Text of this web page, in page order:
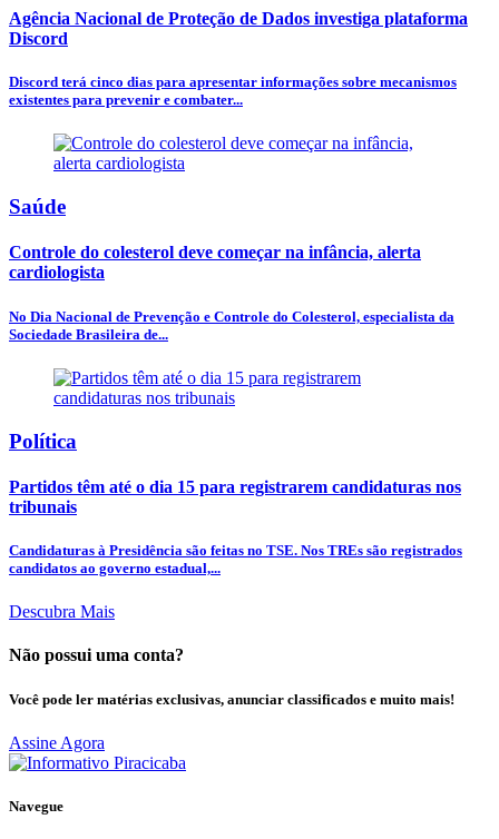
Agência Nacional de Proteção de Dados investiga plataforma
Discord
Discord terá cinco dias para apresentar informações sobre mecanismos
existentes para prevenir e combater...
Saúde
Controle do colesterol deve começar na infância, alerta
cardiologista
No Dia Nacional de Prevenção e Controle do Colesterol, especialista da
Sociedade Brasileira de...
Política
Partidos têm até o dia 15 para registrarem candidaturas nos
tribunais
Candidaturas à Presidência são feitas no TSE. Nos TREs são registrados
candidatos ao governo estadual,...
Descubra Mais
Não possui uma conta?
Você pode ler matérias exclusivas, anunciar classificados e muito mais!
Assine Agora
Navegue